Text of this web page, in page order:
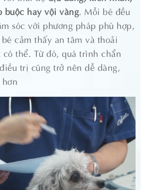
buộc hay vội vàng. Mỗi bé đều
sóc với phương pháp phù hợp,
cảm thấy an tâm và thoải
thể. Từ đó, quá trình chẩn
trị cũng trở nên dễ dàng,